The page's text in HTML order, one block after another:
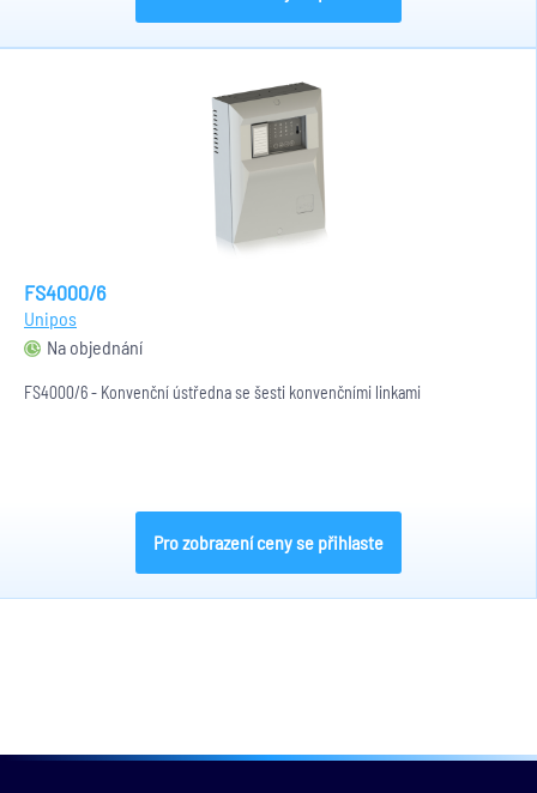
FS4000/6
Unipos
Na objednání
FS4000/6 - Konvenční ústředna se šesti konvenčními linkami
Pro zobrazení ceny se přihlaste